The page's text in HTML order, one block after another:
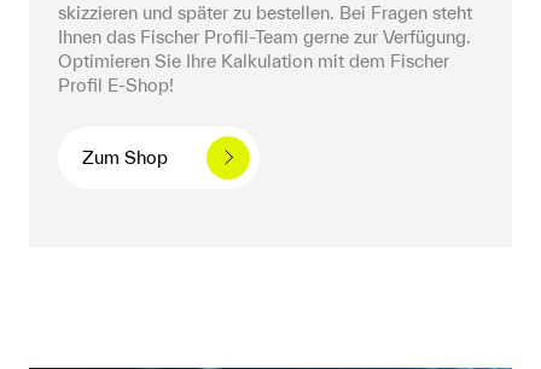
skizzieren und später zu bestellen. Bei Fragen steht
Ihnen das Fischer Profil-Team gerne zur Verfügung.
Optimieren Sie Ihre Kalkulation mit dem Fischer
Profil E-Shop!
Zum Shop